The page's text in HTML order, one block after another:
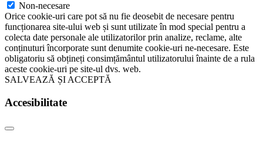
Non-necesare
Orice cookie-uri care pot să nu fie deosebit de necesare pentru
funcționarea site-ului web și sunt utilizate în mod special pentru a
colecta date personale ale utilizatorilor prin analize, reclame, alte
conținuturi încorporate sunt denumite cookie-uri ne-necesare. Este
obligatoriu să obțineți consimțământul utilizatorului înainte de a rula
aceste cookie-uri pe site-ul dvs. web.
SALVEAZĂ ȘI ACCEPTĂ
Accesibilitate